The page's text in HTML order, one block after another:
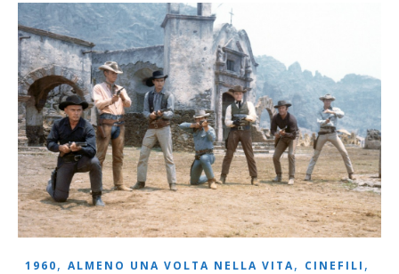
1960, ALMENO UNA VOLTA NELLA VITA, CINEFILI ,